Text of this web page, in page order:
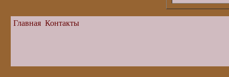
Главная Контакты